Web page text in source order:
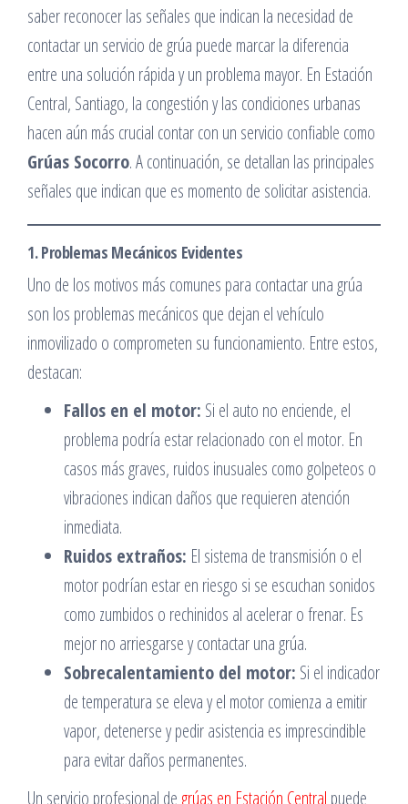
saber reconocer las señales que indican la necesidad de
contactar un servicio de grúa puede marcar la diferencia
entre una solución rápida y un problema mayor. En Estación
Central, Santiago, la congestión y las condiciones urbanas
hacen aún más crucial contar con un servicio confiable como
Grúas Socorro. A continuación, se detallan las principales
señales que indican que es momento de solicitar asistencia.
1. Problemas Mecánicos Evidentes
Uno de los motivos más comunes para contactar una grúa
son los problemas mecánicos que dejan el vehículo
inmovilizado o comprometen su funcionamiento. Entre estos,
destacan:
Fallos en el motor: Si el auto no enciende, el
problema podría estar relacionado con el motor. En
casos más graves, ruidos inusuales como golpeteos o
vibraciones indican daños que requieren atención
inmediata.
Ruidos extraños: El sistema de transmisión o el
motor podrían estar en riesgo si se escuchan sonidos
como zumbidos o rechinidos al acelerar o frenar. Es
mejor no arriesgarse y contactar una grúa.
Sobrecalentamiento del motor: Si el indicador
de temperatura se eleva y el motor comienza a emitir
vapor, detenerse y pedir asistencia es imprescindible
para evitar daños permanentes.
Un servicio profesional de grúas en Estación Central puede